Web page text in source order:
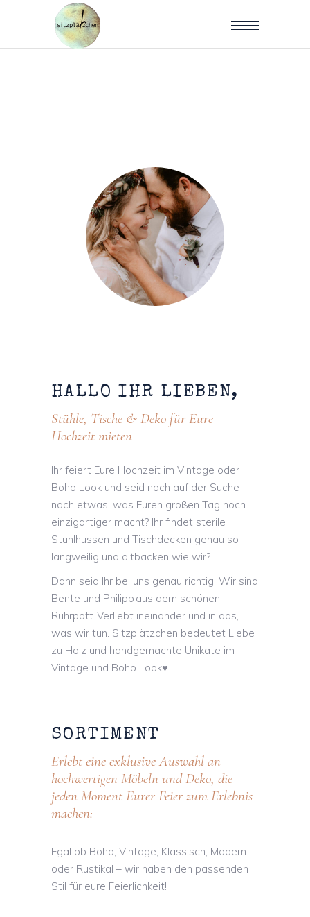
HALLO IHR LIEBEN,
Stühle, Tische & Deko für Eure
Hochzeit mieten
Ihr feiert Eure Hochzeit im Vintage oder
Boho Look und seid noch auf der Suche
nach etwas, was Euren großen Tag noch
einzigartiger macht? Ihr findet sterile
Stuhlhussen und Tischdecken genau so
langweilig und altbacken wie wir?
Dann seid Ihr bei uns genau richtig. Wir sind
Bente und Philipp aus dem schönen
Ruhrpott. Verliebt ineinander und in das,
was wir tun. Sitzplätzchen bedeutet Liebe
zu Holz und handgemachte Unikate im
Vintage und Boho Look♥
SORTIMENT
Erlebt eine exklusive Auswahl an
hochwertigen Möbeln und Deko, die
jeden Moment Eurer Feier zum Erlebnis
machen:
Egal ob Boho, Vintage, Klassisch, Modern
oder Rustikal – wir haben den passenden
Stil für eure Feierlichkeit!